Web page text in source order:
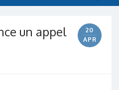
un appel
20
APR